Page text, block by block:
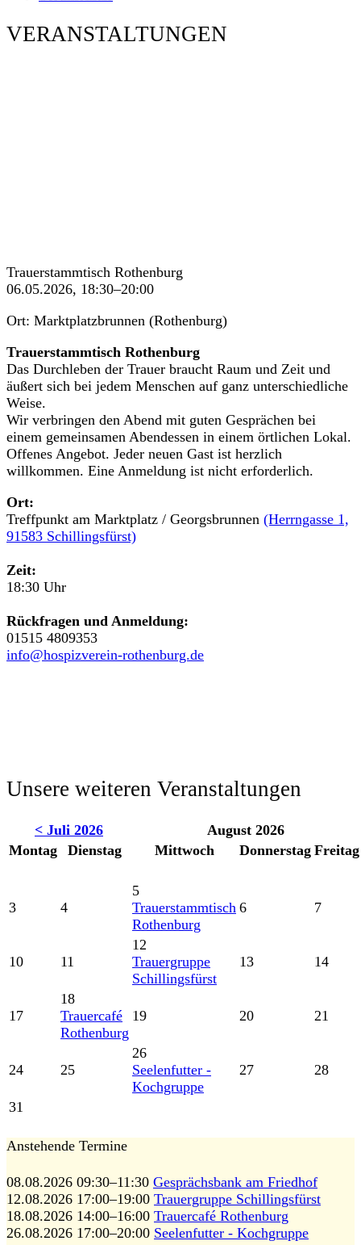
VERANSTALTUNGEN
Trauerstammtisch Rothenburg
06.05.2026, 18:30–20:00
Ort: Marktplatzbrunnen (Rothenburg)
Trauerstammtisch Rothenburg
Das Durchleben der Trauer braucht Raum und Zeit und
äußert sich bei jedem Menschen auf ganz unterschiedliche
Weise.
Wir verbringen den Abend mit guten Gesprächen bei
einem gemeinsamen Abendessen in einem örtlichen Lokal.
Offenes Angebot. Jeder neuen Gast ist herzlich
willkommen. Eine Anmeldung ist nicht erforderlich.
Ort:
Treffpunkt am Marktplatz / Georgsbrunnen (Herrngasse 1,
91583 Schillingsfürst)
Zeit:
18:30 Uhr
Rückfragen und Anmeldung:
01515 4809353
info@hospizverein-rothenburg.de
Unsere weiteren Veranstaltungen
< Juli 2026
August 2026
Montag
Dienstag Mittwoch Donnerstag Freitag
3 4
5
Trauerstammtisch
Rothenburg
6 7
10 11
12
Trauergruppe
Schillingsfürst
13 14
17
18
Trauercafé
Rothenburg
19 20 21
24 25
26
Seelenfutter -
Kochgruppe
27 28
31
Anstehende Termine
08.08.2026 09:30–11:30 Gesprächsbank am Friedhof
12.08.2026 17:00–19:00 Trauergruppe Schillingsfürst
18.08.2026 14:00–16:00 Trauercafé Rothenburg
26.08.2026 17:00–20:00 Seelenfutter - Kochgruppe